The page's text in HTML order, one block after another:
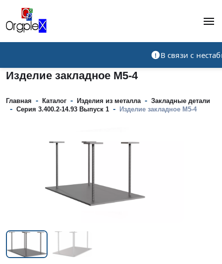
В связи с
Изделие закладное М5-4
Главная - Каталог - Изделия из металла - Закладные детали
- Серия 3.400.2-14.93 Выпуск 1 - Изделие закладное М5-4